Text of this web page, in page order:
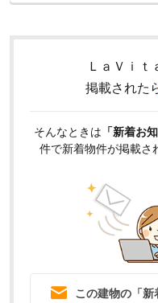
ＬａＶｉｔ
掲載された
そんなときは 「新着お
件で新着物件が掲載さ
この建物の「新